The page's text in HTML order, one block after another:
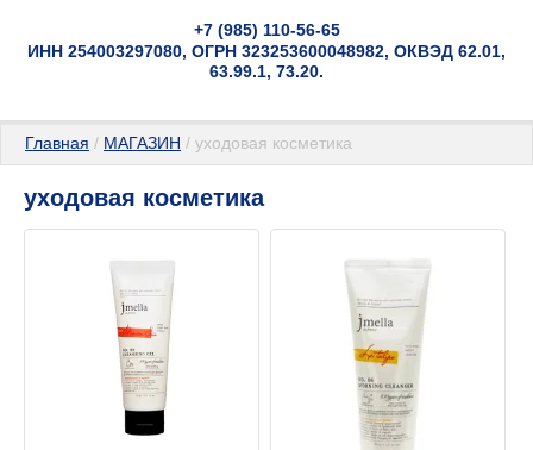
+7 (985) 110-56-65
ИНН 254003297080, ОГРН 323253600048982, ОКВЭД 62.01,
63.99.1, 73.20.
Главная / МАГАЗИН / уходовая косметика
уходовая косметика